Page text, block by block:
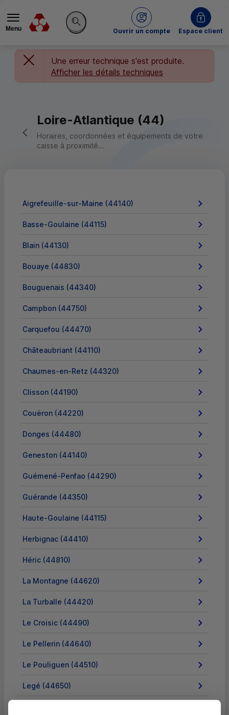
Menu
Rechercher sur le site
Ouvrir un compte
du Crédit MutuelEspace client
Une erreur technique s'est produite.
Afficher les détails techniques
Retour vers la page précédente
Loire-Atlantique (44)
Horaires, coordonnées et équipements de votre
caisse à proximité...
Aigrefeuille-sur-Maine (44140)
Basse-Goulaine (44115)
Blain (44130)
Bouaye (44830)
Bouguenais (44340)
Campbon (44750)
Carquefou (44470)
Châteaubriant (44110)
Chaumes-en-Retz (44320)
Clisson (44190)
Couëron (44220)
Donges (44480)
Geneston (44140)
Guémené-Penfao (44290)
Guérande (44350)
Haute-Goulaine (44115)
Herbignac (44410)
Héric (44810)
La Montagne (44620)
La Turballe (44420)
Le Croisic (44490)
Le Pellerin (44640)
Le Pouliguen (44510)
Legé (44650)